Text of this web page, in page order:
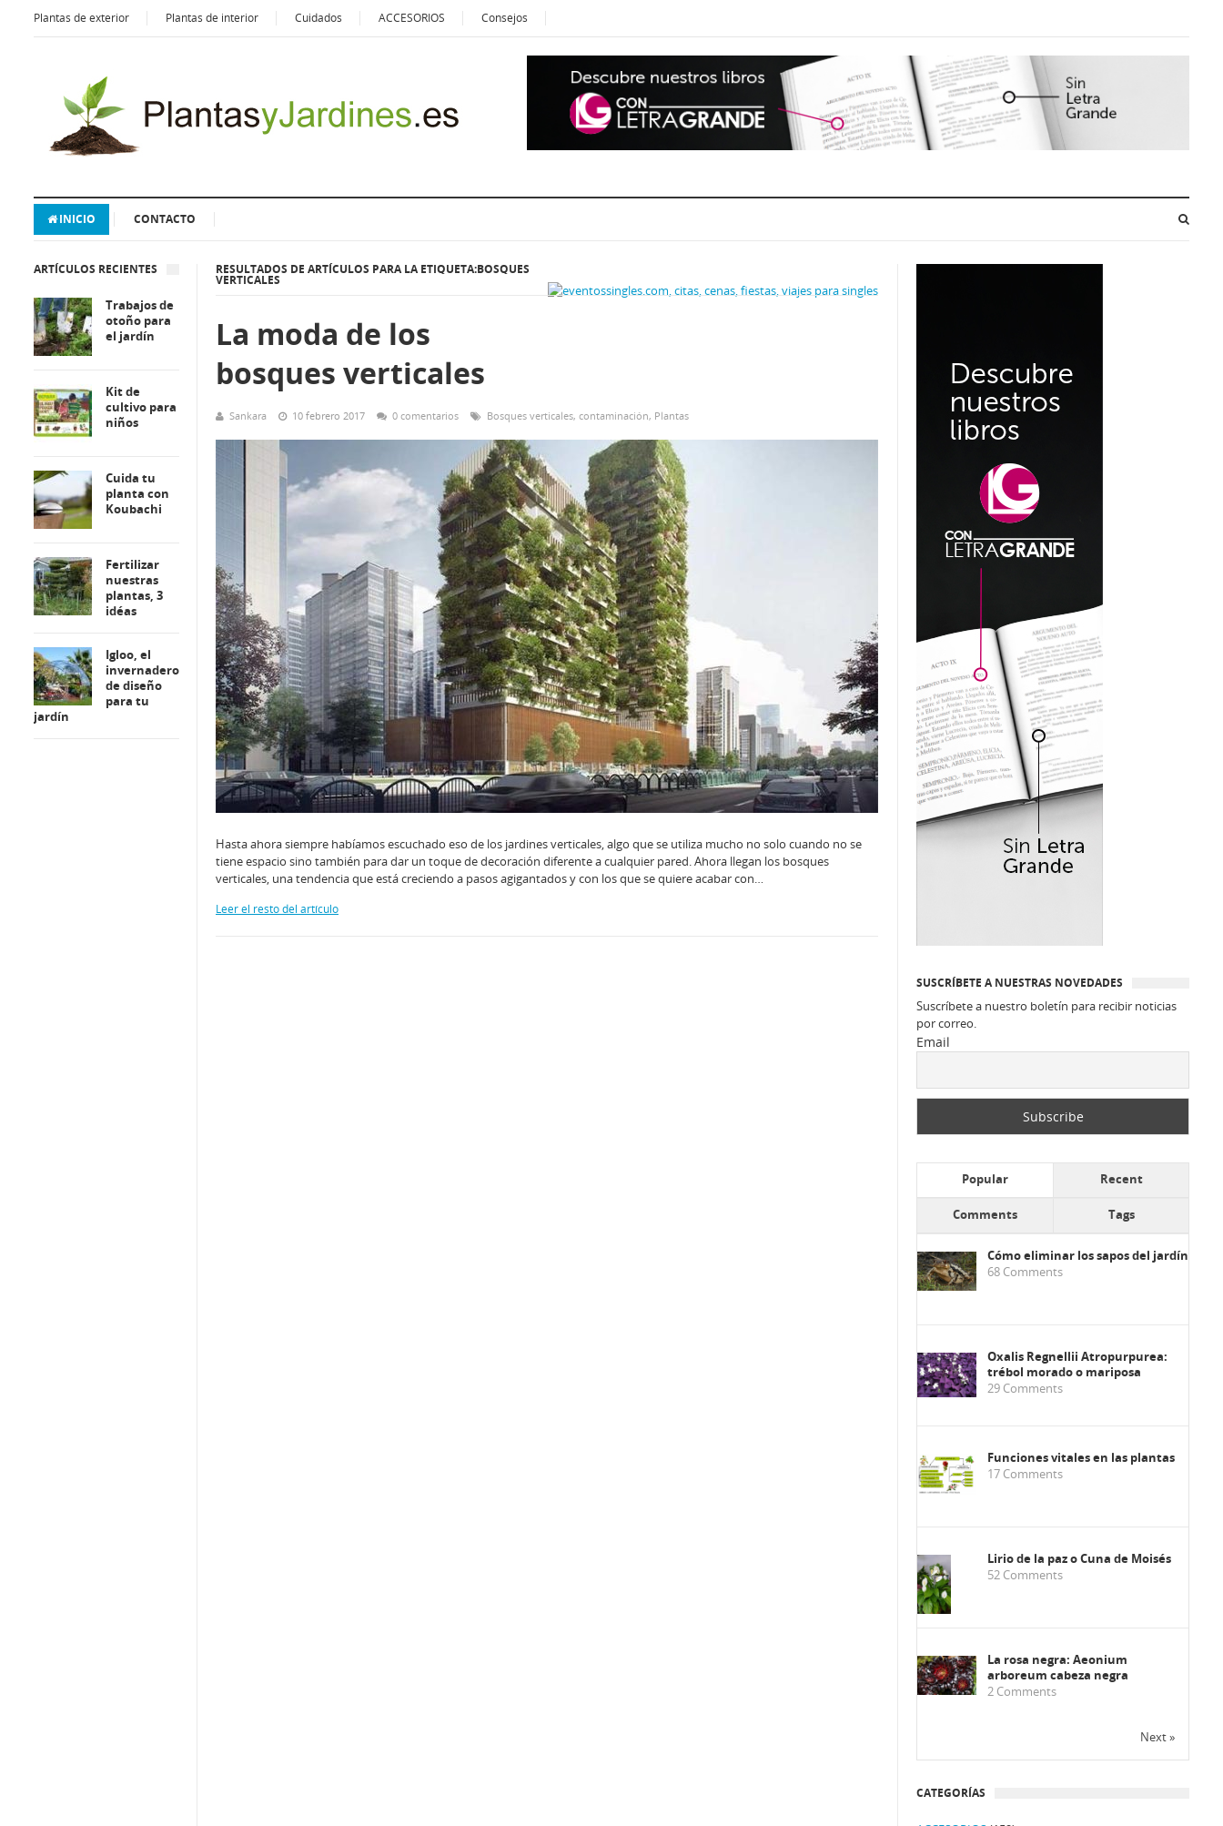
Plantas de exterior Plantas de interior Cuidados ACCESORIOS Consejos
INICIO CONTACTO
RESULTADOS DE ARTÍCULOS PARA LA ETIQUETA:BOSQUES
VERTICALES
La moda de los
bosques verticales
Sankara 10 febrero 2017 0 comentarios Bosques verticales, contaminación, Plantas
Hasta ahora siempre habíamos escuchado eso de los jardines verticales, algo que se utiliza mucho no solo cuando no se
tiene espacio sino también para dar un toque de decoración diferente a cualquier pared. Ahora llegan los bosques
verticales, una tendencia que está creciendo a pasos agigantados y con los que se quiere acabar con…
Leer el resto del artículo
ARTÍCULOS RECIENTES
Trabajos de
otoño para
el jardín
Kit de
cultivo para
niños
Cuida tu
planta con
Koubachi
Fertilizar
nuestras
plantas, 3
idéas
Igloo, el
invernadero
de diseño
para tu
jardín
SUSCRÍBETE A NUESTRAS NOVEDADES
Suscríbete a nuestro boletín para recibir noticias
por correo.
Email
Popular Recent
Comments Tags
Cómo eliminar los sapos del jardín
68 Comments
Oxalis Regnellii Atropurpurea:
trébol morado o mariposa
29 Comments
Funciones vitales en las plantas
17 Comments
Lirio de la paz o Cuna de Moisés
52 Comments
La rosa negra: Aeonium
arboreum cabeza negra
2 Comments
Next »
CATEGORÍAS